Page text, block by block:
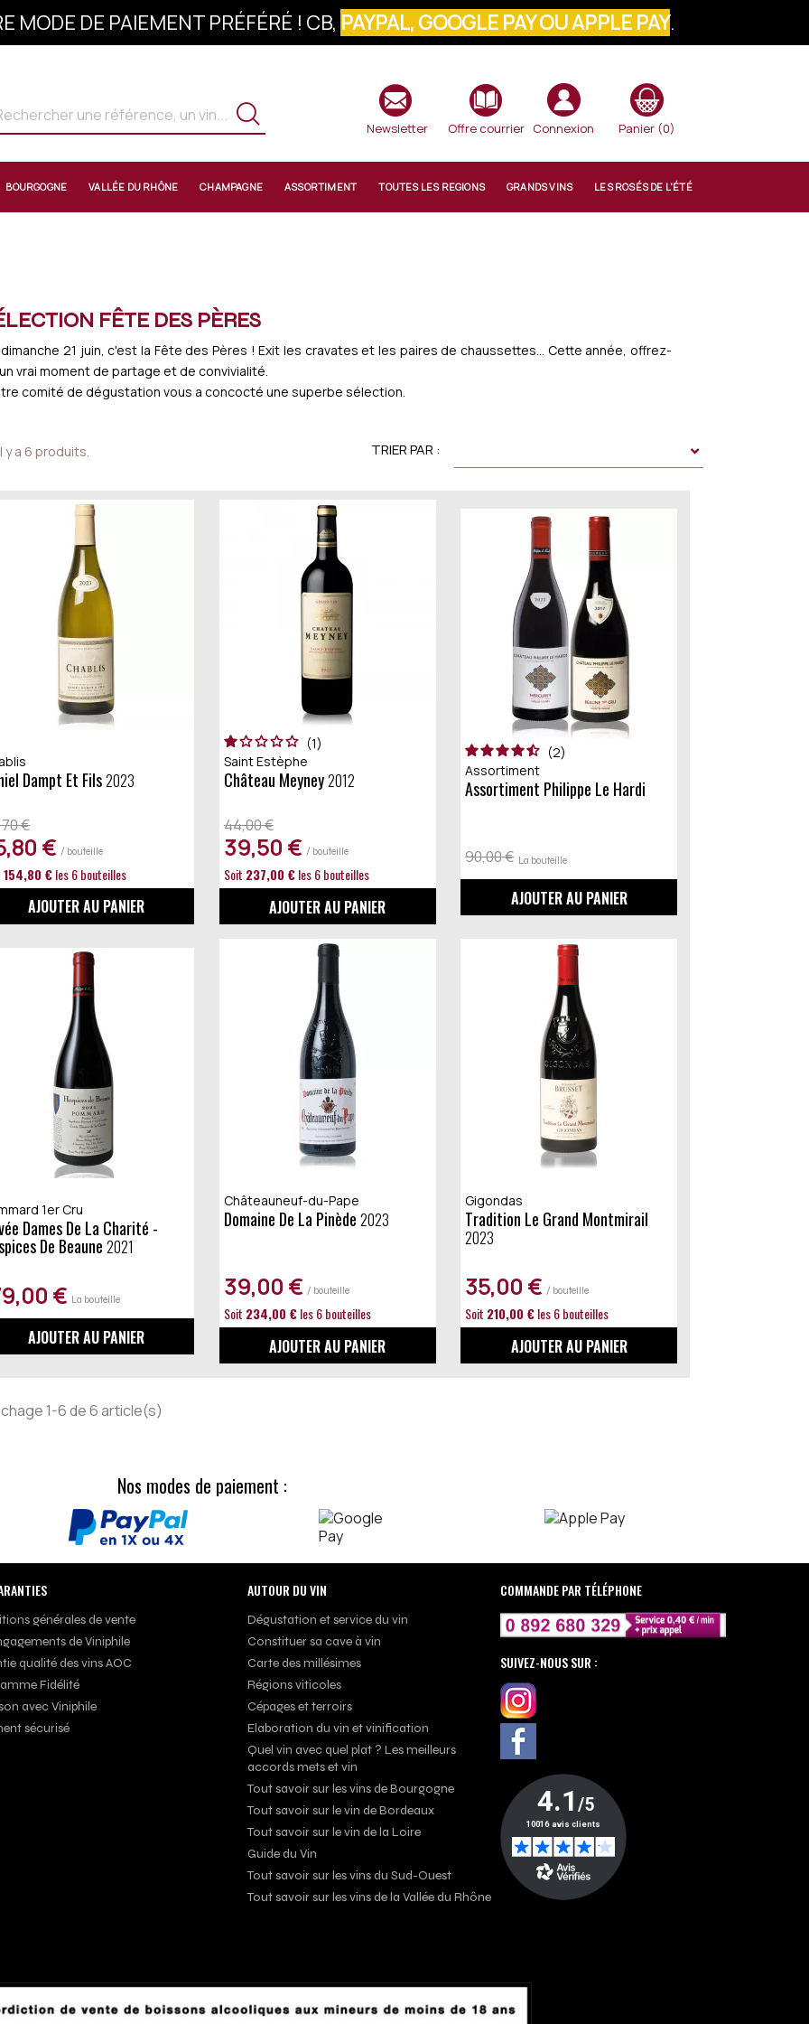
MODE DE PAIEMENT PRÉFÉRÉ ! CB, PAYPAL, GOOGLE PAY OU APPLE PAY.
Newsletter Offre courrier Connexion Panier (0)
BOURGOGNE VALLÉE DU RHÔNE CHAMPAGNE ASSORTIMENT TOUTES LES REGIONS GRANDS VINS LES ROSÉS DE L'ÉTÉ
FÊTE DES PÈRES
21 juin, c'est la Fête des Pères ! Exit les cravates et les paires de chaussettes... Cette année, offrez-
vrai moment de partage et de convivialité.
comité de dégustation vous a concocté une superbe sélection.
y a 6 produits. TRIER PAR :
Dampt Et Fils2023
€
€
/ bouteille
154,80 €les 6 bouteilles
AJOUTER AU PANIER
1
Saint Estèphe
Château Meyney2012
39,50 €
44,00 €
/ bouteille
Soit 237,00 €les 6 bouteilles
AJOUTER AU PANIER
2
Assortiment
Assortiment Philippe Le Hardi
90,00 € La bouteille
AJOUTER AU PANIER
1er Cru
De Beaune2021
€ La bouteille
AJOUTER AU PANIER
Châteauneuf-du-Pape
Domaine De La Pinède 2023
39,00 € / bouteille
Soit 234,00 €les 6 bouteilles
AJOUTER AU PANIER
Gigondas
Tradition Le Grand Montmirail
2023
35,00 € / bouteille
Soit 210,00 €les 6 bouteilles
AJOUTER AU PANIER
1-6 de 6 article(s)
Nos modes de paiement :
générales de vente
de Viniphile
qualité des vins AOC
Fidélité
avec Viniphile
sécurisé
AUTOUR DU VIN
Dégustation et service du vin
Constituer sa cave à vin
Carte des millésimes
Régions viticoles
Cépages et terroirs
Elaboration du vin et vinification
Quel vin avec quel plat ? Les meilleurs
accords mets et vin
Tout savoir sur les vins de Bourgogne
Tout savoir sur le vin de Bordeaux
Tout savoir sur le vin de la Loire
Guide du Vin
Tout savoir sur les vins du Sud-Ouest
Tout savoir sur les vins de la Vallée du Rhône
COMMANDE PAR TÉLÉPHONE
SUIVEZ-NOUS SUR :